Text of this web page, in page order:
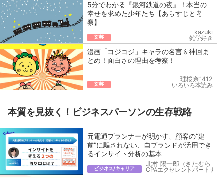
5分でわかる『銀河鉄道の夜』！本当の
幸せを求めた少年たち【あらすじと考
察】
文芸
kazuki
雑学好き
漫画「コジコジ」キャラの名言＆神回ま
とめ！面白さの理由を考察！
文芸
理桜奈1412
いろいろ本読み
本質を見抜く！ビジネスパーソンの生存戦略
元電通プランナーが明かす、顧客の“建
前”に騙されない、自ブランドが活用でき
るインサイト分析の基本
ビジネス/キャリア
北村 陽一郎（きたむら
CPAエクセレントパート